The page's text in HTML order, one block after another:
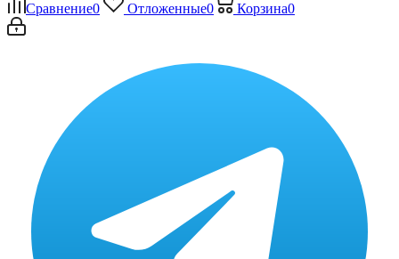
Сравнение0 Отложенные0 Корзина0